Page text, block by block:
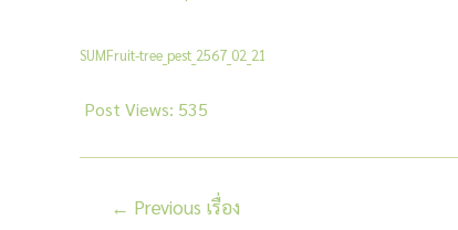
SUMFruit-tree_pest_2567_02_21
Post Views: 535
แนะแนว
← Previous เรื่อง